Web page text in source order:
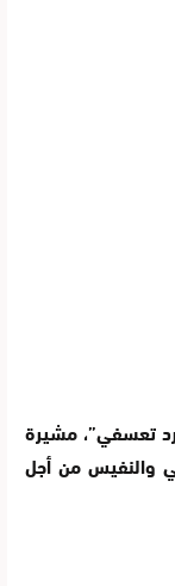
تعسفي”، مشيرة
والنفيس من أجل